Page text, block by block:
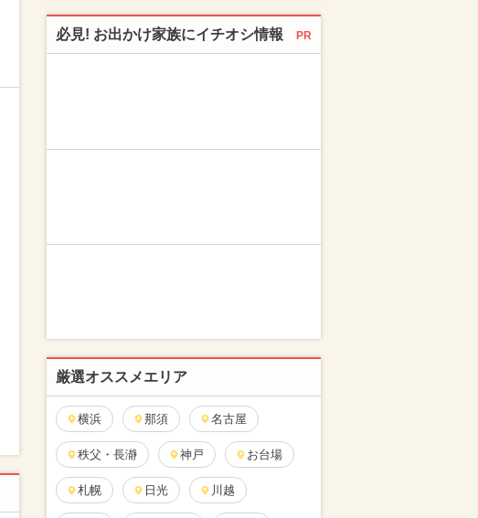
必見! お出かけ家族にイチオシ情報 PR
厳選オススメエリア
横浜 那須 名古屋
秩父・長瀞 神戸 お台場
札幌 日光 川越